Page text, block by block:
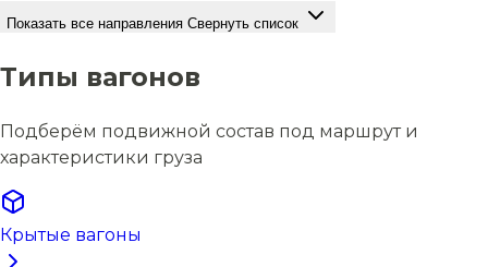
Показать все направления Свернуть список
Типы вагонов
Подберём подвижной состав под маршрут и
характеристики груза
Крытые вагоны